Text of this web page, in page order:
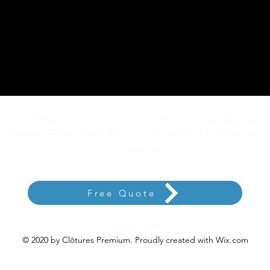
Free Quote
© 2020 by Clôtures Premium. Proudly created with Wix.com